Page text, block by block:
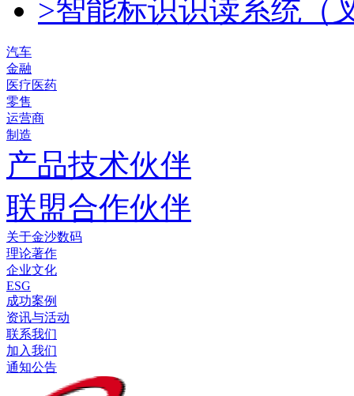
>智能标识识读系统（
汽车
金融
医疗医药
零售
运营商
制造
产品技术伙伴
联盟合作伙伴
关于金沙数码
理论著作
企业文化
ESG
成功案例
资讯与活动
联系我们
加入我们
通知公告